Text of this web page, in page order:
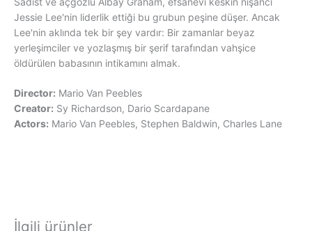
Jessie Lee'nin liderlik ettiği bu grubun peşine düşer. Ancak
Lee'nin aklında tek bir şey vardır: Bir zamanlar beyaz
yerleşimciler ve yozlaşmış bir şerif tarafından vahşice
öldürülen babasının intikamını almak.
Director: Mario Van Peebles
Creator: Sy Richardson, Dario Scardapane
Actors: Mario Van Peebles, Stephen Baldwin, Charles Lane
İlgili ürünler